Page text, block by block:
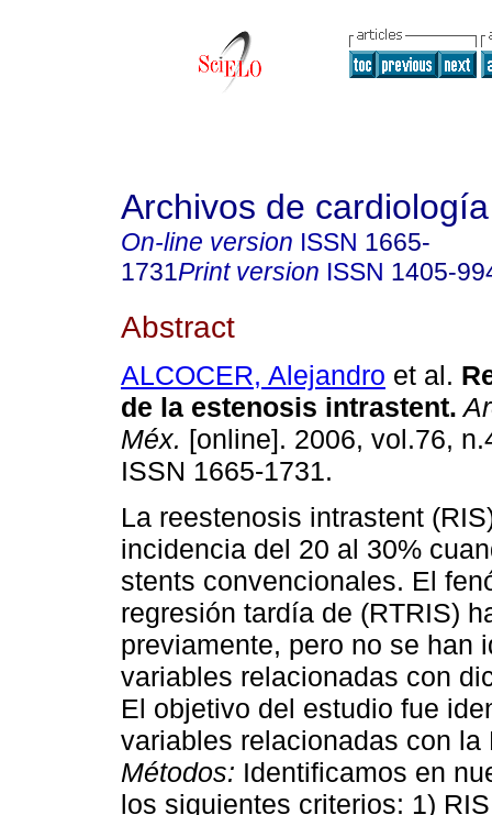
Archivos de
On-line version ISSN 1665-
1731Print version ISSN 1405-
Abstract
ALCOCER, Alejandro et al.
de la estenosis intrastent.
Méx. [online]. 2006, vol.76,
ISSN 1665-1731.
La reestenosis intrastent
incidencia del 20 al 30%
stents convencionales. El
regresión tardía de (RTRIS)
previamente, pero no se han
variables relacionadas con
El objetivo del estudio fue
variables relacionadas con la
Métodos: Identificamos en
los siguientes criterios: 1)